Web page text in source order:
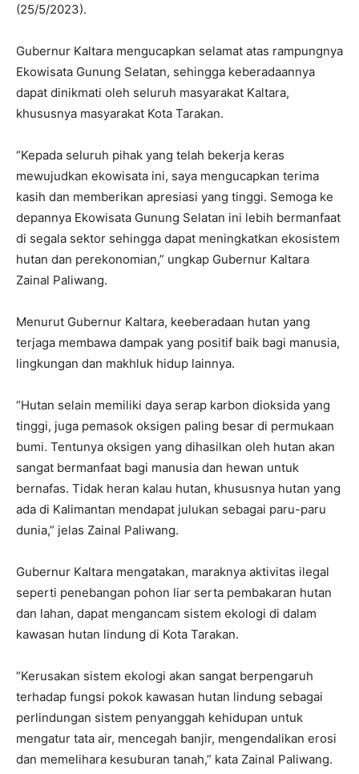
(25/5/2023).
Gubernur Kaltara mengucapkan selamat atas rampungnya
Ekowisata Gunung Selatan, sehingga keberadaannya
dapat dinikmati oleh seluruh masyarakat Kaltara,
khususnya masyarakat Kota Tarakan.
“Kepada seluruh pihak yang telah bekerja keras
mewujudkan ekowisata ini, saya mengucapkan terima
kasih dan memberikan apresiasi yang tinggi. Semoga ke
depannya Ekowisata Gunung Selatan ini lebih bermanfaat
di segala sektor sehingga dapat meningkatkan ekosistem
hutan dan perekonomian,” ungkap Gubernur Kaltara
Zainal Paliwang.
Menurut Gubernur Kaltara, keeberadaan hutan yang
terjaga membawa dampak yang positif baik bagi manusia,
lingkungan dan makhluk hidup lainnya.
“Hutan selain memiliki daya serap karbon dioksida yang
tinggi, juga pemasok oksigen paling besar di permukaan
bumi. Tentunya oksigen yang dihasilkan oleh hutan akan
sangat bermanfaat bagi manusia dan hewan untuk
bernafas. Tidak heran kalau hutan, khususnya hutan yang
ada di Kalimantan mendapat julukan sebagai paru-paru
dunia,” jelas Zainal Paliwang.
Gubernur Kaltara mengatakan, maraknya aktivitas ilegal
seperti penebangan pohon liar serta pembakaran hutan
dan lahan, dapat mengancam sistem ekologi di dalam
kawasan hutan lindung di Kota Tarakan.
“Kerusakan sistem ekologi akan sangat berpengaruh
terhadap fungsi pokok kawasan hutan lindung sebagai
perlindungan sistem penyanggah kehidupan untuk
mengatur tata air, mencegah banjir, mengendalikan erosi
dan memelihara kesuburan tanah,” kata Zainal Paliwang.